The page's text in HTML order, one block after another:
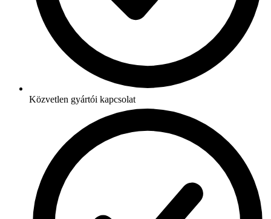
Közvetlen gyártói kapcsolat